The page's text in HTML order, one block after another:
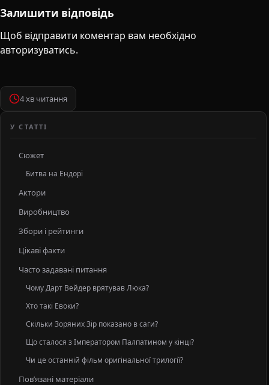
Залишити відповідь
Щоб відправити коментар вам необхідно
авторизуватись.
4 хв читання
У СТАТТІ
Сюжет
Битва на Ендорі
Актори
Виробництво
Збори і рейтинги
Цікаві факти
Часто задавані питання
Чому Дарт Вейдер врятував Люка?
Хто такі Евоки?
Скільки Зоряних Зір показано в саги?
Що сталося з Імператором Палпатином у кінці?
Чи це останній фільм оригінальної трилогії?
Пов’язані матеріали